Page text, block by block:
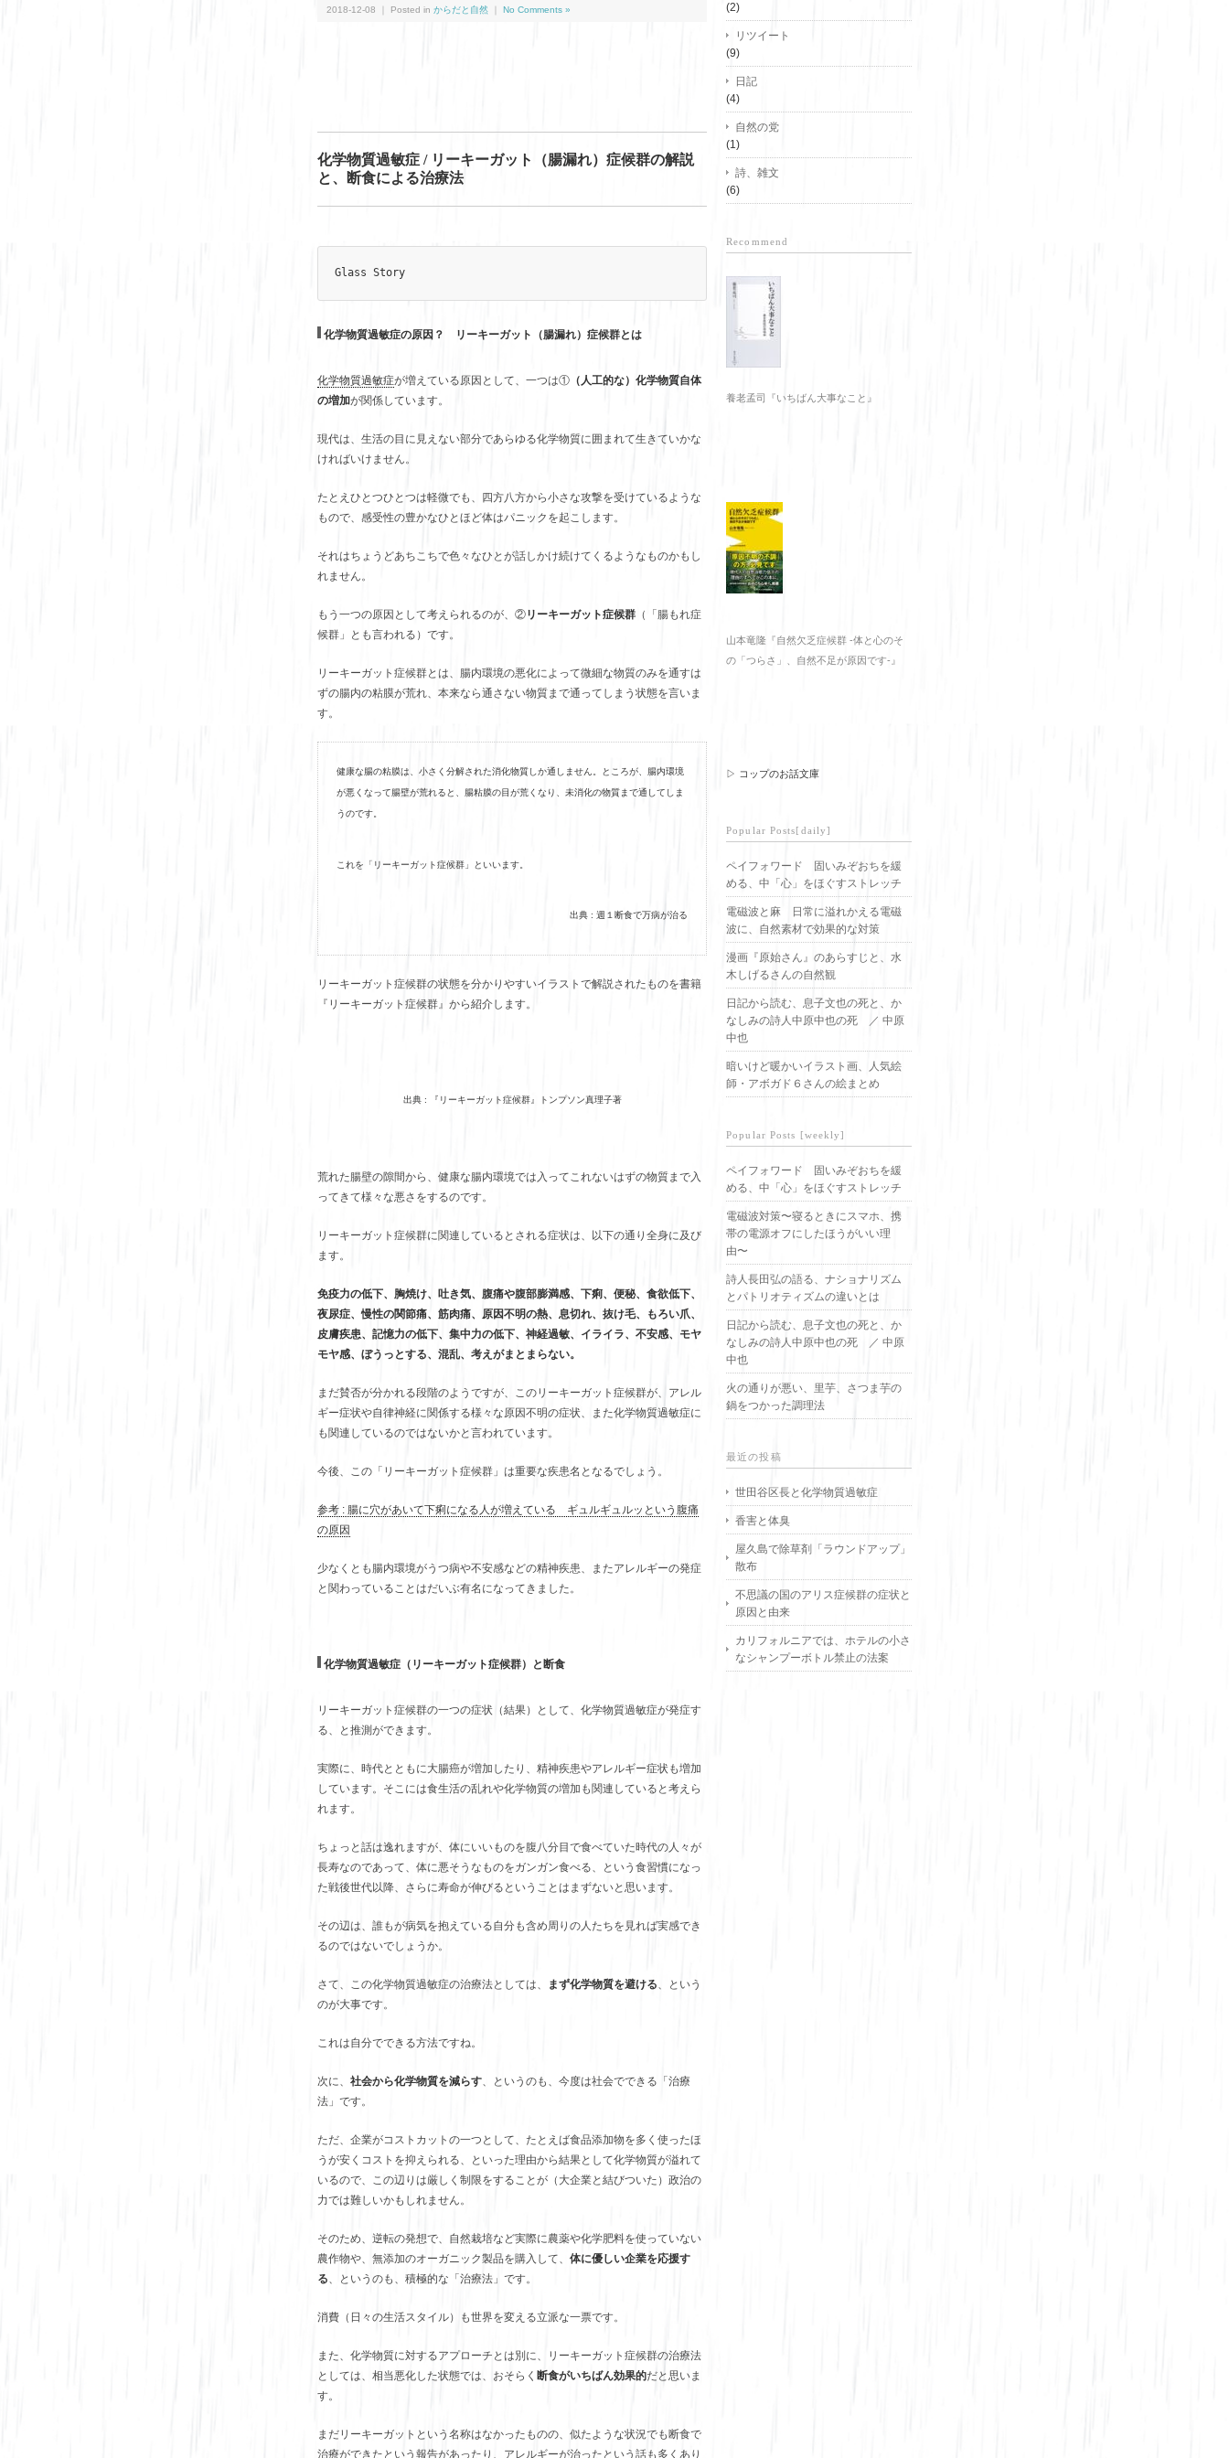
2018-12-08 ｜ Posted in からだと自然 No Comments »
化学物質過敏症 / リーキーガット（腸漏れ）症候群の解説
と、断食による治療法
Glass Story
化学物質過敏症の原因？ リーキーガット（腸漏れ）症候群とは
化学物質過敏症が増えている原因として、一つは① （人工的な）化学物質自体
の増加が関係しています。
現代は、生活の目に見えない部分であらゆる化学物質に囲まれて生きていかな
ければいけません。
たとえひとつひとつは軽微でも、四方八方から小さな攻撃を受けているような
もので、感受性の豊かなひとほど体はパニックを起こします。
それはちょうどあちこちで色々なひとが話しかけ続けてくるようなものかもし
れません。
もう一つの原因として考えられるのが、②リーキーガット症候群 （「腸もれ症
候群」とも言われる）です。
リーキーガット症候群とは、腸内環境の悪化によって微細な物質のみを通すは
ずの腸内の粘膜が荒れ、本来なら通さない物質まで通ってしまう状態を言いま
す。
健康な腸の粘膜は、小さく分解された消化物質しか通しません。ところが、腸内環境
が悪くなって腸壁が荒れると、腸粘膜の目が荒くなり、未消化の物質まで通してしま
うのです。
これを「リーキーガット症候群」といいます。
出典 : 週１断食で万病が治る
リーキーガット症候群の状態を分かりやすいイラストで解説されたものを書籍
『リーキーガット症候群』から紹介します。
出典 : 『リーキーガット症候群』トンプソン真理子著
荒れた腸壁の隙間から、健康な腸内環境では入ってこれないはずの物質まで入
ってきて様々な悪さをするのです。
リーキーガット症候群に関連しているとされる症状は、以下の通り全身に及び
ます。
免疫力の低下、胸焼け、吐き気、腹痛や腹部膨満感、下痢、便秘、食欲低下、
夜尿症、慢性の関節痛、筋肉痛、原因不明の熱、息切れ、抜け毛、もろい爪、
皮膚疾患、記憶力の低下、集中力の低下、神経過敏、イライラ、不安感、モヤ
モヤ感、ぼうっとする、混乱、考えがまとまらない。
まだ賛否が分かれる段階のようですが、このリーキーガット症候群が、アレル
ギー症状や自律神経に関係する様々な原因不明の症状、また化学物質過敏症に
も関連しているのではないかと言われています。
今後、この「リーキーガット症候群」は重要な疾患名となるでしょう。
参考 : 腸に穴があいて下痢になる人が増えている ギュルギュルッという腹痛
の原因
少なくとも腸内環境がうつ病や不安感などの精神疾患、またアレルギーの発症
と関わっていることはだいぶ有名になってきました。
化学物質過敏症（リーキーガット症候群）と断食
リーキーガット症候群の一つの症状（結果）として、化学物質過敏症が発症す
る、と推測ができます。
実際に、時代とともに大腸癌が増加したり、精神疾患やアレルギー症状も増加
しています。そこには食生活の乱れや化学物質の増加も関連していると考えら
れます。
ちょっと話は逸れますが、体にいいものを腹八分目で食べていた時代の人々が
長寿なのであって、体に悪そうなものをガンガン食べる、という食習慣になっ
た戦後世代以降、さらに寿命が伸びるということはまずないと思います。
その辺は、誰もが病気を抱えている自分も含め周りの人たちを見れば実感でき
るのではないでしょうか。
さて、この化学物質過敏症の治療法としては、 まず化学物質を避ける、という
のが大事です。
これは自分でできる方法ですね。
次に、 社会から化学物質を減らす、というのも、今度は社会でできる「治療
法」です。
ただ、企業がコストカットの一つとして、たとえば食品添加物を多く使ったほ
うが安くコストを抑えられる、といった理由から結果として化学物質が溢れて
いるので、この辺りは厳しく制限をすることが（大企業と結びついた）政治の
力では難しいかもしれません。
そのため、逆転の発想で、自然栽培など実際に農薬や化学肥料を使っていない
農作物や、無添加のオーガニック製品を購入して、 体に優しい企業を応援す
る、というのも、積極的な「治療法」です。
消費（日々の生活スタイル）も世界を変える立派な一票です。
また、化学物質に対するアプローチとは別に、リーキーガット症候群の治療法
としては、相当悪化した状態では、おそらく 断食がいちばん効果的だと思いま
す。
まだリーキーガットという名称はなかったものの、似たような状況でも断食で
治療ができたという報告があったり、アレルギーが治ったという話も多くあり
(2)
リツイート
(9)
日記
(4)
自然の党
(1)
詩、雑文
(6)
Recommend
養老孟司『いちばん大事なこと』
山本竜隆『自然欠乏症候群 -体と心のそ
の「つらさ」、自然不足が原因です-』
▷ コップのお話文庫
Popular Posts[daily]
ペイフォワード 固いみぞおちを緩
める、中「心」をほぐすストレッチ
電磁波と麻 日常に溢れかえる電磁
波に、自然素材で効果的な対策
漫画『原始さん』のあらすじと、水
木しげるさんの自然観
日記から読む、息子文也の死と、か
なしみの詩人中原中也の死 ／ 中原
中也
暗いけど暖かいイラスト画、人気絵
師・アボガド６さんの絵まとめ
Popular Posts [weekly]
ペイフォワード 固いみぞおちを緩
める、中「心」をほぐすストレッチ
電磁波対策〜寝るときにスマホ、携
帯の電源オフにしたほうがいい理
由〜
詩人長田弘の語る、ナショナリズム
とパトリオティズムの違いとは
日記から読む、息子文也の死と、か
なしみの詩人中原中也の死 ／ 中原
中也
火の通りが悪い、里芋、さつま芋の
鍋をつかった調理法
最近の投稿
世田谷区長と化学物質過敏症
香害と体臭
屋久島で除草剤「ラウンドアップ」
散布
不思議の国のアリス症候群の症状と
原因と由来
カリフォルニアでは、ホテルの小さ
なシャンプーボトル禁止の法案